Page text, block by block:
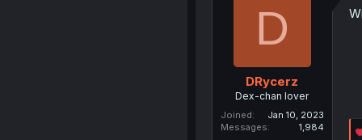
D
DRycerz
Dex-chan lover
Joined
Jan 10, 2023
Messages
1,984